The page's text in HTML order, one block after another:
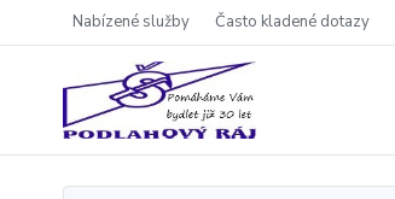
Nabízené služby Často kladené dotazy